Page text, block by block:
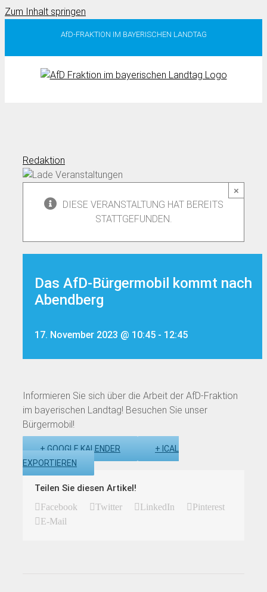
Zum Inhalt springen
AfD-FRAKTION IM BAYERISCHEN LANDTAG
Redaktion
×
DIESE VERANSTALTUNG HAT BEREITS
STATTGEFUNDEN.
Das AfD-Bürgermobil kommt nach
Abendberg
17. November 2023 @ 10:45 - 12:45
Informieren Sie sich über die Arbeit der AfD-Fraktion
im bayerischen Landtag! Besuchen Sie unser
Bürgermobil!
+ GOOGLE KALENDER
+ ICAL
EXPORTIEREN
Teilen Sie diesen Artikel!
Facebook Twitter LinkedIn
Pinterest
E-Mail